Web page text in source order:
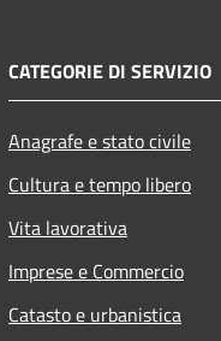
CATEGORIE DI SERVIZIO
Anagrafe e stato civile
Cultura e tempo libero
Vita lavorativa
Imprese e Commercio
Catasto e urbanistica